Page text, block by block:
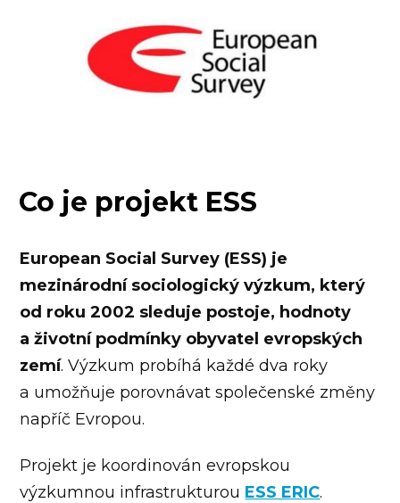
Co je projekt ESS
European Social Survey (ESS) je
mezinárodní sociologický výzkum, který
od roku 2002 sleduje postoje, hodnoty
a životní podmínky obyvatel evropských
zemí. Výzkum probíhá každé dva roky
a umožňuje porovnávat společenské změny
napříč Evropou.
Projekt je koordinován evropskou
výzkumnou infrastrukturou ESS ERIC.